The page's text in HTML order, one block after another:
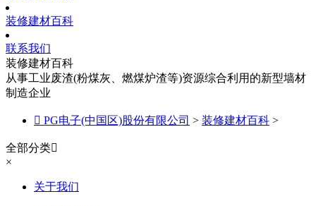
装修建材百科
联系我们
装修建材百科
从事工业废渣(粉煤灰、燃煤炉渣等)资源综合利用的新型墙材
制造企业
 PG电子(中国区)股份有限公司 > 装修建材百科 >
全部分类
×
关于我们